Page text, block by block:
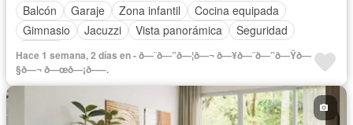
Balcón
Garaje Zona infantil
Cocina equipada
Gimnasio
Jacuzzi Vista panorámica
Seguridad
Piscina
Hace 1 semana, 2 días en - ð—˜ð—”ð—¦ð—¬ ð—¥ð—˜ð—”ð—Ÿð—
§ð—¬ ð—œð—¡ð—–.